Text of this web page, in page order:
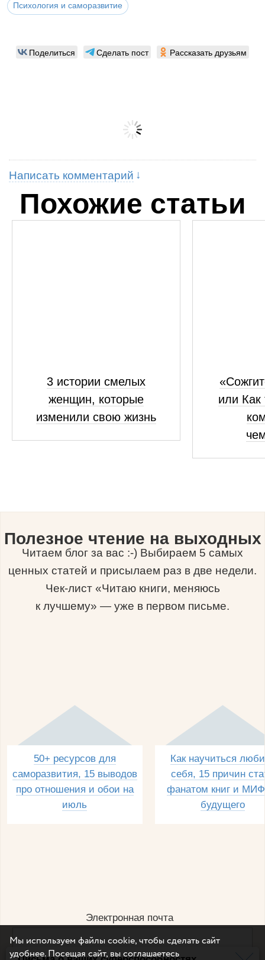
Психология и саморазвитие
Поделиться Сделать пост Рассказать друзьям
Написать комментарий
Похожие статьи
3 истории смелых
женщин, которые
изменили свою жизнь
или Как
Полезное чтение на выходных
Читаем блог за вас :-) Выбираем 5 самых
ценных статей и присылаем раз в две недели.
Чек-лист «Читаю книги, меняюсь
к лучшему» — уже в первом письме.
50+ ресурсов для
саморазвития, 15 выводов
про отношения и обои на
июль
Как научиться
себя, 15 причин
фанатом книг и
будущего
Электронная почта
Мы используем файлы cookie, чтобы сделать сайт
удобнее. Посещая сайт, вы соглашаетесь